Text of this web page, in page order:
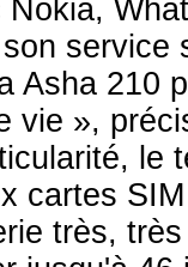
service
Asha 210
vie »,
le
cartes
très,